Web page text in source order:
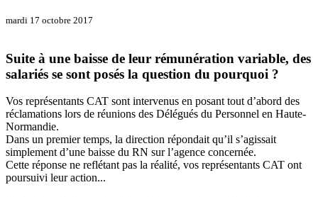
mardi 17 octobre 2017
Suite à une baisse de leur rémunération variable, des
salariés se sont posés la question du pourquoi ?
Vos représentants CAT sont intervenus en posant tout d’abord des
réclamations lors de réunions des Délégués du Personnel en Haute-
Normandie.
Dans un premier temps, la direction répondait qu’il s’agissait
simplement d’une baisse du RN sur l’agence concernée.
Cette réponse ne reflétant pas la réalité, vos représentants CAT ont
poursuivi leur action...